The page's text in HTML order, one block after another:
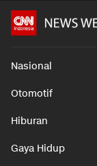
Nasional
Otomotif
Hiburan
Gaya Hidup